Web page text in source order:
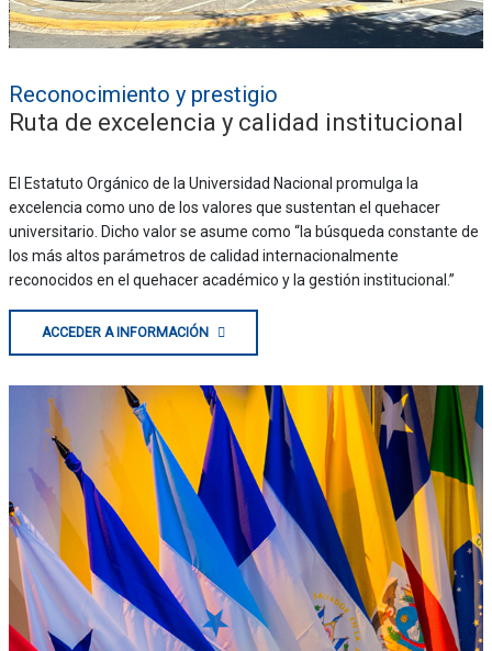
Reconocimiento y prestigio
Ruta de excelencia y calidad institucional
El Estatuto Orgánico de la Universidad Nacional promulga la
excelencia como uno de los valores que sustentan el quehacer
universitario. Dicho valor se asume como “la búsqueda constante de
los más altos parámetros de calidad internacionalmente
reconocidos en el quehacer académico y la gestión institucional.”
ACCEDER A INFORMACIÓN